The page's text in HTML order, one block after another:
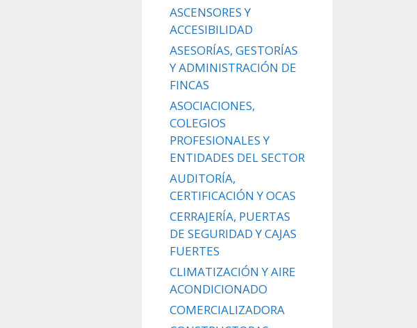
ASCENSORES Y
ACCESIBILIDAD
ASESORÍAS, GESTORÍAS
Y ADMINISTRACIÓN DE
FINCAS
ASOCIACIONES,
COLEGIOS
PROFESIONALES Y
ENTIDADES DEL SECTOR
AUDITORÍA,
CERTIFICACIÓN Y OCAS
CERRAJERÍA, PUERTAS
DE SEGURIDAD Y CAJAS
FUERTES
CLIMATIZACIÓN Y AIRE
ACONDICIONADO
COMERCIALIZADORA